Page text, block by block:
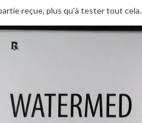
reçue, plus qu'à tester tout cela.